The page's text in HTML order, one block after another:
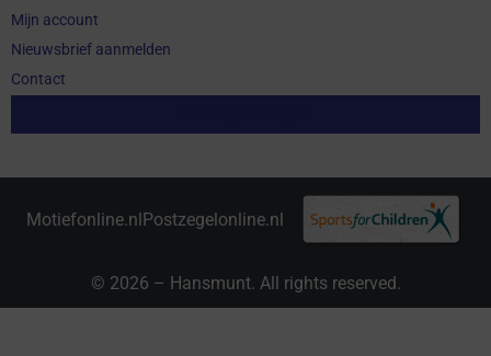
Mijn account
Nieuwsbrief aanmelden
Contact
Motiefonline.nl Postzegelonline.nl
© 2026 – Hansmunt. All rights reserved.